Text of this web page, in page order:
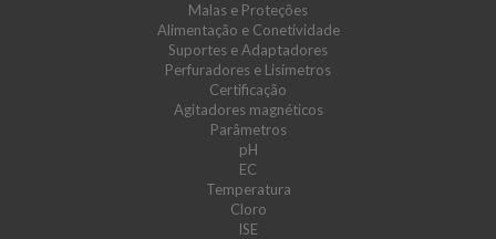
Malas e Proteções
Alimentação e Conetividade
Suportes e Adaptadores
Perfuradores e Lisímetros
Certificação
Agitadores magnéticos
Parâmetros
pH
EC
Temperatura
Cloro
ISE